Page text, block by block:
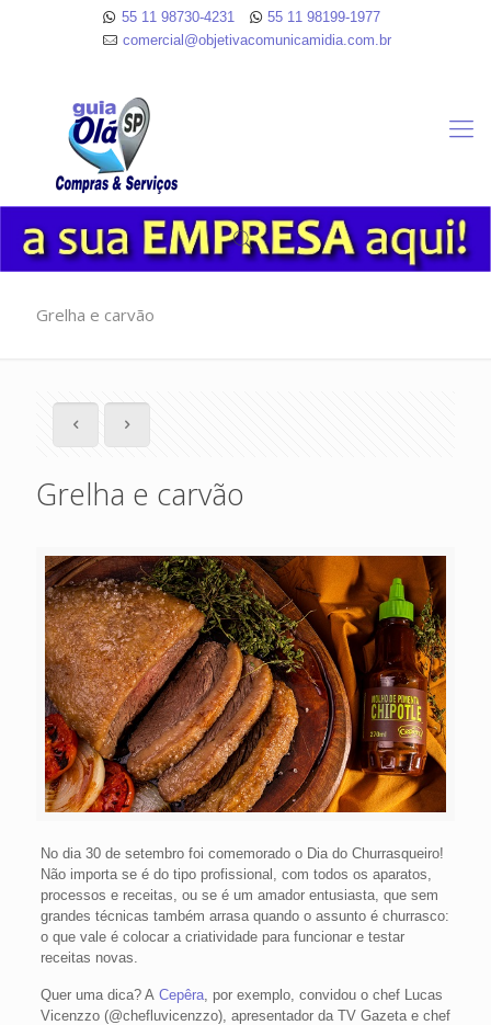
55 11 98730-4231
55 11 98199-1977
comercial@objetivacomunicamidia.com.br
Grelha e carvão
Grelha e carvão
No dia 30 de setembro foi comemorado o Dia do Churrasqueiro!
Não importa se é do tipo profissional, com todos os aparatos,
processos e receitas, ou se é um amador entusiasta, que sem
grandes técnicas também arrasa quando o assunto é churrasco:
o que vale é colocar a criatividade para funcionar e testar
receitas novas.
Quer uma dica? A Cepêra, por exemplo, convidou o chef Lucas
Vicenzzo (@chefluvicenzzo), apresentador da TV Gazeta e chef